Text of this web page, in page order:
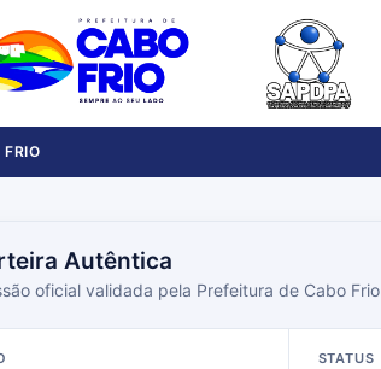
Autêntica
oficial validada pela Prefeitura de Cabo Frio
STATUS